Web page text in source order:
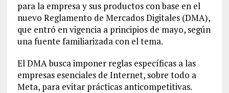
para la empresa y sus productos con base en el
nuevo Reglamento de Mercados Digitales (DMA),
que entró en vigencia a principios de mayo, según
una fuente familiarizada con el tema.
El DMA busca imponer reglas específicas a las
empresas esenciales de Internet, sobre todo a
Meta, para evitar prácticas anticompetitivas.